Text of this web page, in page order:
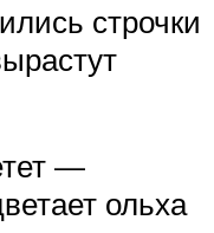
строчки
—
ольха